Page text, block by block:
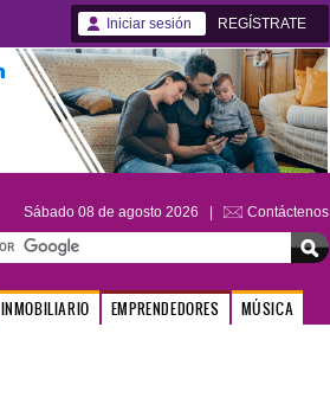
Iniciar sesión REGÍSTRATE
Sábado 08 de agosto 2026 | Contáctenos
INMOBILIARIO EMPRENDEDORES MÚSICA